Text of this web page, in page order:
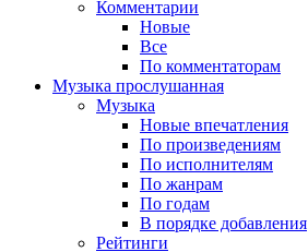
Комментарии
Новые
Все
По комментаторам
Музыка прослушанная
Музыка
Новые впечатления
По произведениям
По исполнителям
По жанрам
По годам
В порядке добавления
Рейтинги